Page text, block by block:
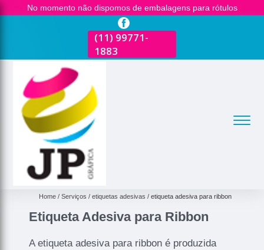
No momento não dispomos de embalagens para rótulos
(11) 99771-
1883
Home Serviços etiquetas adesivas etiqueta adesiva para ribbon
Etiqueta Adesiva para Ribbon
A etiqueta adesiva para ribbon é produzida